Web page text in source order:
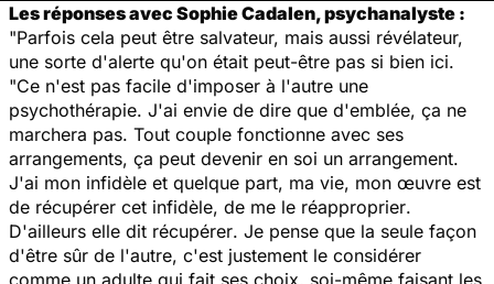
Les réponses avec Sophie Cadalen, psychanalyste :
"Parfois cela peut être salvateur, mais aussi révélateur,
une sorte d'alerte qu'on était peut-être pas si bien ici.
"Ce n'est pas facile d'imposer à l'autre une
psychothérapie. J'ai envie de dire que d'emblée, ça ne
marchera pas. Tout couple fonctionne avec ses
arrangements, ça peut devenir en soi un arrangement.
J'ai mon infidèle et quelque part, ma vie, mon œuvre est
de récupérer cet infidèle, de me le réapproprier.
D'ailleurs elle dit récupérer. Je pense que la seule façon
d'être sûr de l'autre, c'est justement le considérer
comme un adulte qui fait ses choix, soi-même faisant les